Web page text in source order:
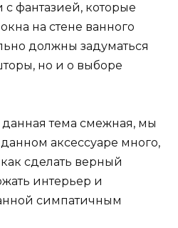
фантазией, которые
на стене ванного
должны задуматься
но и о выборе
данная тема смежная, мы
аксессуаре много,
сделать верный
интерьер и
симпатичным